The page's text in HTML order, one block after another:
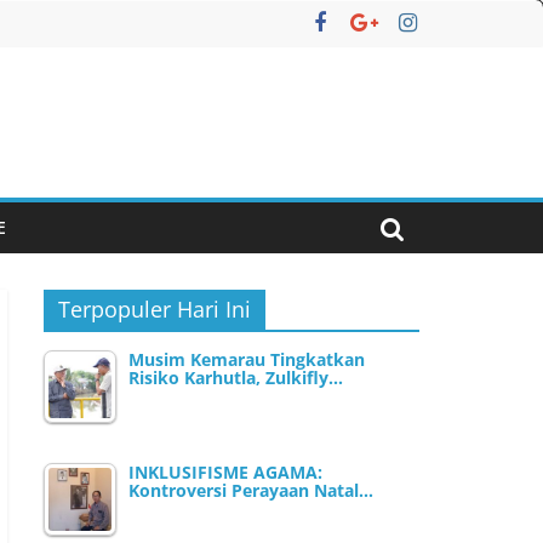
Terpopuler Hari Ini
Musim Kemarau Tingkatkan
Risiko Karhutla, Zulkifly…
INKLUSIFISME AGAMA:
Kontroversi Perayaan Natal…